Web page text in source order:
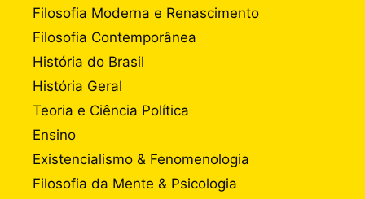
Filosofia Moderna e Renascimento
Filosofia Contemporânea
História do Brasil
História Geral
Teoria e Ciência Política
Ensino
Existencialismo & Fenomenologia
Filosofia da Mente & Psicologia